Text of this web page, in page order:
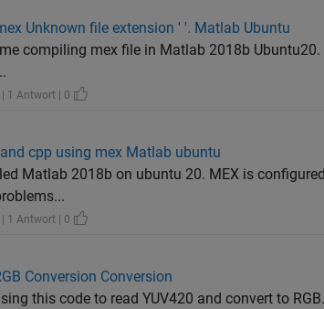
Unknown file extension ' '. Matlab Ubuntu
compiling mex file in Matlab 2018b
1 Antwort | 0
cpp using mex Matlab ubuntu
Matlab 2018b on ubuntu 20. MEX is
1 Antwort | 0
Conversion Conversion
this code to read YUV420 and convert to